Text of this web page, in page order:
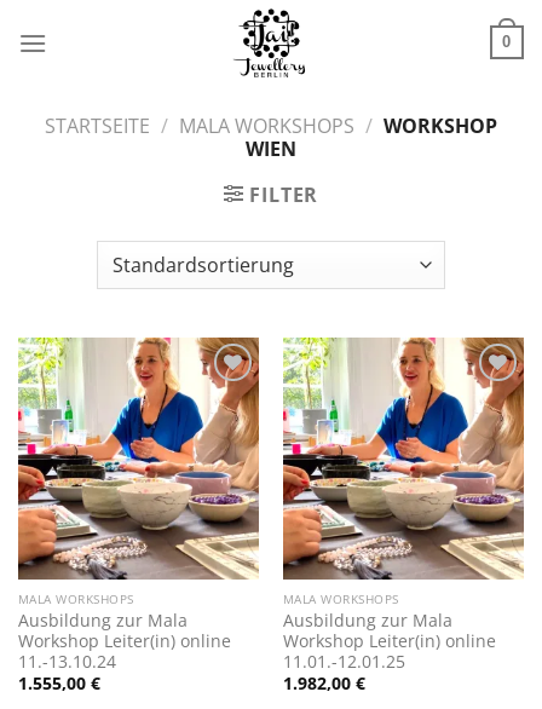
Inhalt
0
STARTSEITE / MALA WORKSHOPS / WORKSHOP
WIEN
FILTER
Zur
Wunschliste
hinzufügen
MALA WORKSHOPS
Ausbildung zur Mala
Workshop Leiter(in) online
11.-13.10.24
1.555,00 €
Zur
Wunschliste
hinzufügen
MALA WORKSHOPS
Ausbildung zur Mala
Workshop Leiter(in) online
11.01.-12.01.25
1.982,00 €